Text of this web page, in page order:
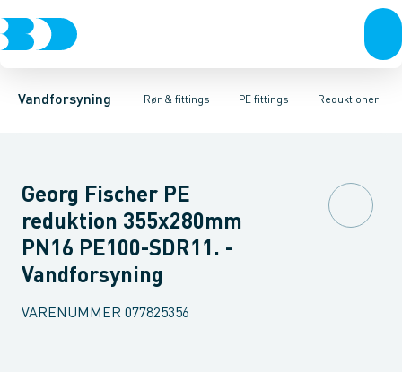
Vandforsyning Rør & fittings
Rør & fittingsKoblinger & anboringerMuffer, klemmer &
PE fittings
PE rørPE EL fittingsPE fittings Duktiljern fittingsReduktioner
Vinkler 90gr.Vinkler 60gr.Vinkler 45gr.Vinkler 30gr.Vinkler
Georg Fischer PE
reduktion 355x280mm
PN16 PE100-SDR11. -
Vandforsyning
VARENUMMER 077825356